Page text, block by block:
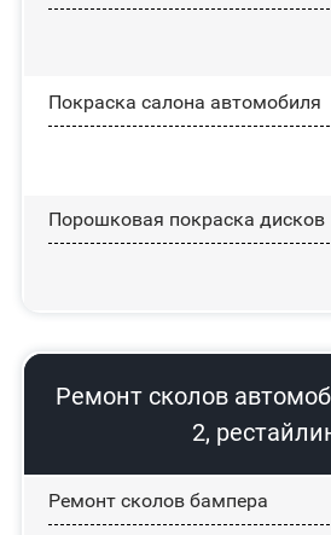
Покраска салона автомобиля
Порошковая покраска дисков
Ремонт сколов
2,
Ремонт сколов бампера